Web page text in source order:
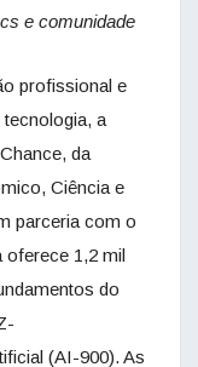
e comunidade
profissional e
a
da
Ciência e
parceria com o
oferece 1,2 mil
do
(AI-900). As